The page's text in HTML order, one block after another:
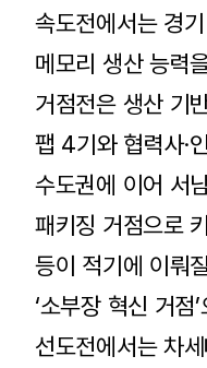
속도전에서는 경
메모리 생산 능력
거점전은 생산 기
팹 4기와 협력사·
수도권에 이어 서
패키징 거점으로
등이 적기에 이뤄
‘소부장 혁신 거점
선도전에서는 차